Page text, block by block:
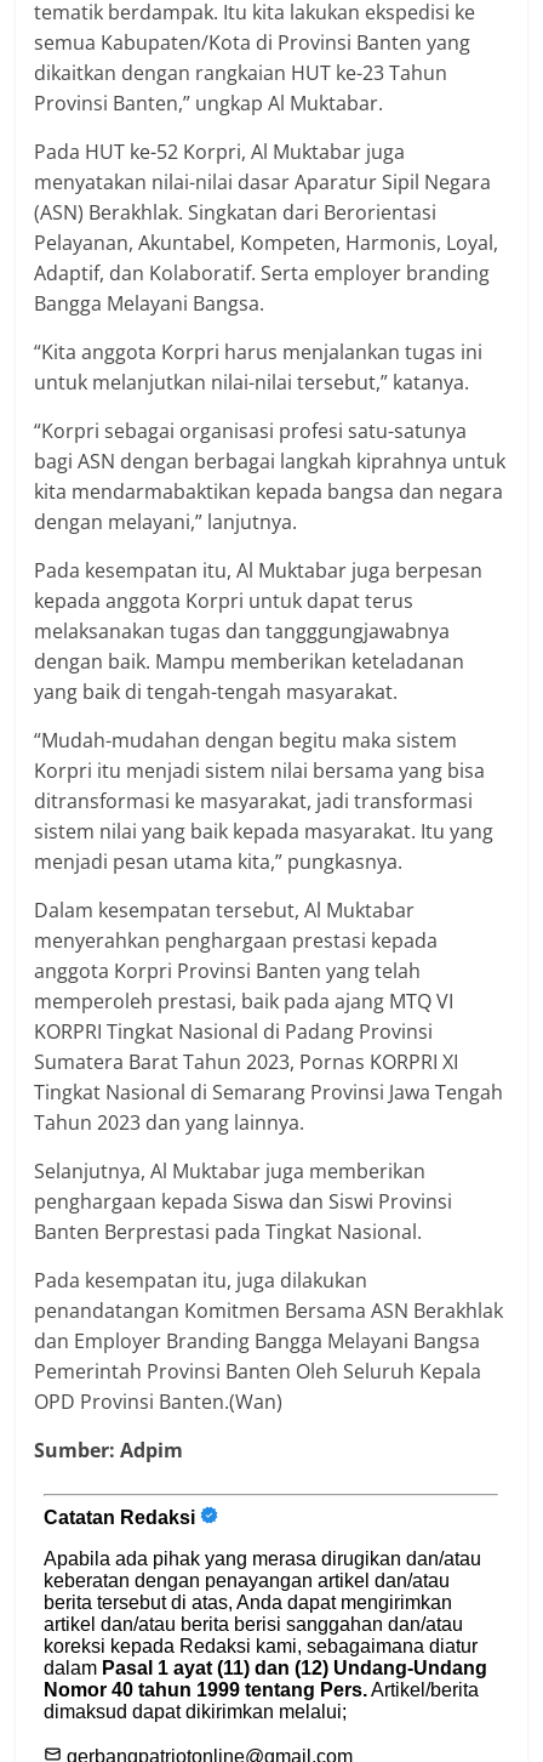
tematik berdampak. Itu kita lakukan ekspedisi ke
semua Kabupaten/Kota di Provinsi Banten yang
dikaitkan dengan rangkaian HUT ke-23 Tahun
Provinsi Banten,” ungkap Al Muktabar.
Pada HUT ke-52 Korpri, Al Muktabar juga
menyatakan nilai-nilai dasar Aparatur Sipil Negara
(ASN) Berakhlak. Singkatan dari Berorientasi
Pelayanan, Akuntabel, Kompeten, Harmonis, Loyal,
Adaptif, dan Kolaboratif. Serta employer branding
Bangga Melayani Bangsa.
“Kita anggota Korpri harus menjalankan tugas ini
untuk melanjutkan nilai-nilai tersebut,” katanya.
“Korpri sebagai organisasi profesi satu-satunya
bagi ASN dengan berbagai langkah kiprahnya untuk
kita mendarmabaktikan kepada bangsa dan negara
dengan melayani,” lanjutnya.
Pada kesempatan itu, Al Muktabar juga berpesan
kepada anggota Korpri untuk dapat terus
melaksanakan tugas dan tangggungjawabnya
dengan baik. Mampu memberikan keteladanan
yang baik di tengah-tengah masyarakat.
“Mudah-mudahan dengan begitu maka sistem
Korpri itu menjadi sistem nilai bersama yang bisa
ditransformasi ke masyarakat, jadi transformasi
sistem nilai yang baik kepada masyarakat. Itu yang
menjadi pesan utama kita,” pungkasnya.
Dalam kesempatan tersebut, Al Muktabar
menyerahkan penghargaan prestasi kepada
anggota Korpri Provinsi Banten yang telah
memperoleh prestasi, baik pada ajang MTQ VI
KORPRI Tingkat Nasional di Padang Provinsi
Sumatera Barat Tahun 2023, Pornas KORPRI XI
Tingkat Nasional di Semarang Provinsi Jawa Tengah
Tahun 2023 dan yang lainnya.
Selanjutnya, Al Muktabar juga memberikan
penghargaan kepada Siswa dan Siswi Provinsi
Banten Berprestasi pada Tingkat Nasional.
Pada kesempatan itu, juga dilakukan
penandatangan Komitmen Bersama ASN Berakhlak
dan Employer Branding Bangga Melayani Bangsa
Pemerintah Provinsi Banten Oleh Seluruh Kepala
OPD Provinsi Banten.(Wan)
Sumber: Adpim